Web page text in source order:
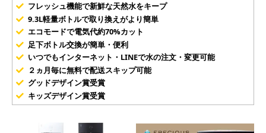
フレッシュ機能で新鮮な天然水をキープ
9.3L軽量ボトルで取り換えがより簡単
エコモードで電気代約70%カット
足下ボトル交換が簡単・便利
いつでもインターネット・LINEで水の注文・変更可能
２ヵ月毎に無料で配送スキップ可能
グッドデザイン賞受賞
キッズデザイン賞受賞